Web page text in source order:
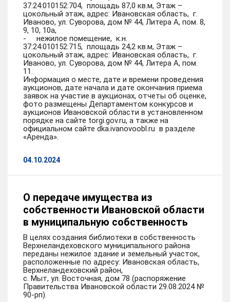
37:24:010152:704, площадь 87,0 кв.м, Этаж –
цокольный этаж, адрес: Ивановская область, г.
Иваново, ул. Суворова, дом № 44, Литера А, пом. 8,
9, 10, 10а,
- нежилое помещение, к.н.
37:24:010152:715, площадь 24,2 кв.м, Этаж –
цокольный этаж, адрес: Ивановская область, г.
Иваново, ул. Суворова, дом № 44, Литера А, пом.
11.
Информация о месте, дате и времени проведения
аукционов, дате начала и дате окончания приема
заявок на участие в аукционах, отчеты об оценке,
фото размещены Департаментом конкурсов и
аукционов Ивановской области в установленном
порядке на сайте torgi.gov.ru, а также на
официальном сайте dka.ivanovoobl.ru в разделе
«Аренда».
04.10.2024
О передаче имущества из
собственности Ивановской области
в муниципальную собственность
В целях создания библиотеки в собственность
Верхнеландеховского муниципального района
переданы нежилое здание и земельный участок,
расположенные по адресу: Ивановская область,
Верхнеландеховский район,
с. Мыт, ул. Восточная, дом 78 (распоряжение
Правительства Ивановской области 29.08.2024 №
90-рп).